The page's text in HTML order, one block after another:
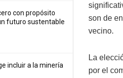
con propósito
futuro sustentable
incluir a la minería
son de
vecino.
La
por el